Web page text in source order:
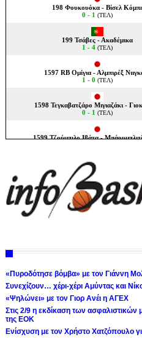
«Πυροδότησε βόμβα» με τον Γιάννη
Συνεχίζουν… χέρι-χέρι Αμύντας και
«Ψηλώνει» με τον Γιορ Ανέι η ΑΓΕΧ
Στις 2/9 η εκδίκαση των
της ΕΟΚ
Ενίσχυση με τον Χρήστο Χατζόπουλο